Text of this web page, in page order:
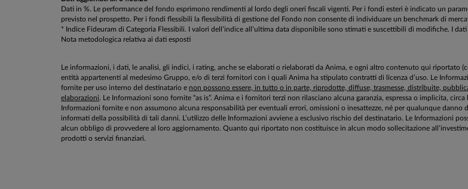
Dati in %. Le performance del fondo esprimono rendimenti al lordo degli oneri fiscali vigenti. Per i fondi esteri è indicato un
previsto nel prospetto. Per i fondi flessibili la flessibilità di gestione del Fondo non consente di individuare un benchmark di
* Indice Fideuram di Categoria Flessibili. I valori dell’indice all’ultima data disponibile sono stimati e suscettibili di modifiche. I
Nota metodologica relativa ai dati esposti
Le informazioni, i dati, le analisi, gli indici, i rating, anche se elaborati o rielaborati da Anima, e ogni altro contenuto qui riportato
entità appartenenti al medesimo Gruppo, e/o di terzi fornitori con i quali Anima ha stipulato contratti di licenza d’uso. Le
fornite per uso interno del destinatario e non possono essere, in tutto o in parte, riprodotte, diffuse, trasmesse, distribuite,
elaborazioni. Le Informazioni sono fornite “as is”. Anima e i fornitori terzi non rilasciano alcuna garanzia, espressa o implicita,
Informazioni fornite e non assumono alcuna responsabilità per eventuali errori, omissioni o inesattezze, né per qualunque
informati della possibilità di tali danni. L’utilizzo delle Informazioni avviene a esclusivo rischio del destinatario. Le Informazioni
alcun obbligo di provvedere al loro aggiornamento. Quanto qui riportato non costituisce in alcun modo sollecitazione
prodotti o servizi finanziari.